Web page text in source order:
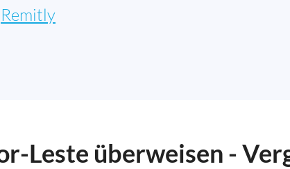
Remitly
Leste überweisen -